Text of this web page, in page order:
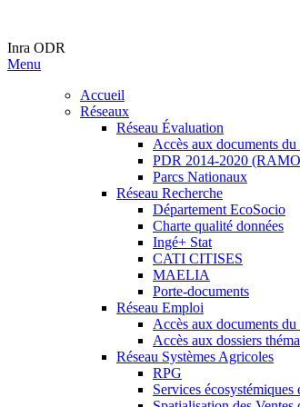
Inra ODR
Menu
Accueil
Réseaux
Réseau Évaluation
Accès aux documents
PDR 2014-2020
Parcs Nationaux
Réseau Recherche
Département EcoSocio
Charte qualité données
Ingé+ Stat
CATI CITISES
MAELIA
Porte-documents
Réseau Emploi
Accès aux documents
Accès aux dossiers
Réseau Systèmes Agricoles
RPG
Services écosystémiques